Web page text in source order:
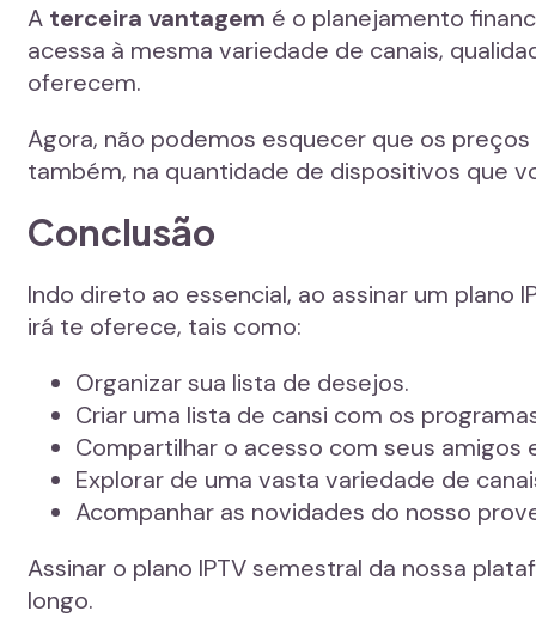
A terceira vantagem é o planejamento
acessa à mesma variedade de canais,
oferecem.
Agora, não podemos esquecer que os
também, na quantidade de dispositivos que
Conclusão
Indo direto ao essencial, ao assinar um
irá te oferece, tais como:
Organizar sua lista de desejos.
Criar uma lista de cansi com os
Compartilhar o acesso com seus
Explorar de uma vasta variedade de
Acompanhar as novidades do nosso
Assinar o plano IPTV semestral da nossa
longo.